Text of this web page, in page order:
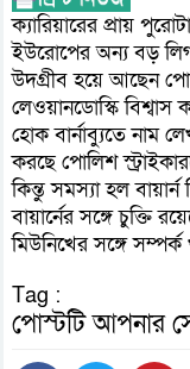
ক্যারিয়ারের প্রায়
ইউরোপের অন্য বড়
উদগ্রীব হয়ে আছেন
লেওয়ানডোস্কি বিশ্বাস
হোক বার্নাব্যুতে নাম
করছে পোলিশ
কিন্তু সমস্যা হল
বায়ার্নের সঙ্গে চুক্তি
মিউনিখের সঙ্গে
Tag :
পোস্টটি আপনার